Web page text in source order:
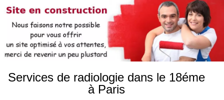
Services de radiologie dans le 18éme
à Paris